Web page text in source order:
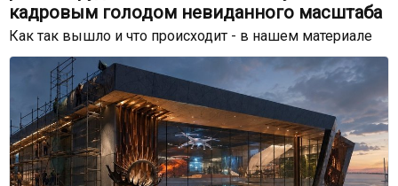
кадровым голодом невиданного масштаба
Как так вышло и что происходит - в нашем материале